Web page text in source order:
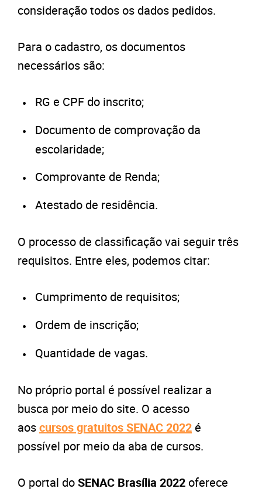
consideração todos os dados pedidos.
Para o cadastro, os documentos
necessários são:
RG e CPF do inscrito;
Documento de comprovação da
escolaridade;
Comprovante de Renda;
Atestado de residência.
O processo de classificação vai seguir três
requisitos. Entre eles, podemos citar:
Cumprimento de requisitos;
Ordem de inscrição;
Quantidade de vagas.
No próprio portal é possível realizar a
busca por meio do site. O acesso
aoscursos gratuitos SENAC 2022 é
possível por meio da aba de cursos.
O portal doSENAC Brasília 2022oferece